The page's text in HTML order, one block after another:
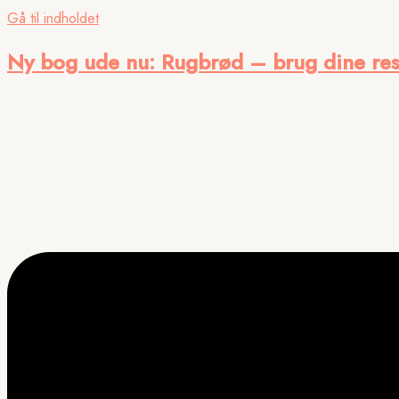
Gå til indholdet
Ny bog ude nu: Rugbrød – brug dine